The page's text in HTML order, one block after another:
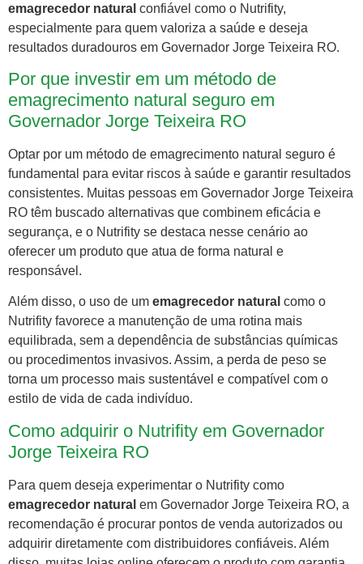
emagrecedor natural confiável como o Nutrifity,
especialmente para quem valoriza a saúde e deseja
resultados duradouros em Governador Jorge Teixeira RO.
Por que investir em um método de
emagrecimento natural seguro em
Governador Jorge Teixeira RO
Optar por um método de emagrecimento natural seguro é
fundamental para evitar riscos à saúde e garantir resultados
consistentes. Muitas pessoas em Governador Jorge Teixeira
RO têm buscado alternativas que combinem eficácia e
segurança, e o Nutrifity se destaca nesse cenário ao
oferecer um produto que atua de forma natural e
responsável.
Além disso, o uso de um emagrecedor natural como o
Nutrifity favorece a manutenção de uma rotina mais
equilibrada, sem a dependência de substâncias químicas
ou procedimentos invasivos. Assim, a perda de peso se
torna um processo mais sustentável e compatível com o
estilo de vida de cada indivíduo.
Como adquirir o Nutrifity em Governador
Jorge Teixeira RO
Para quem deseja experimentar o Nutrifity como
emagrecedor natural em Governador Jorge Teixeira RO, a
recomendação é procurar pontos de venda autorizados ou
adquirir diretamente com distribuidores confiáveis. Além